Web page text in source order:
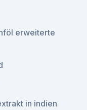
erweiterte
in indien